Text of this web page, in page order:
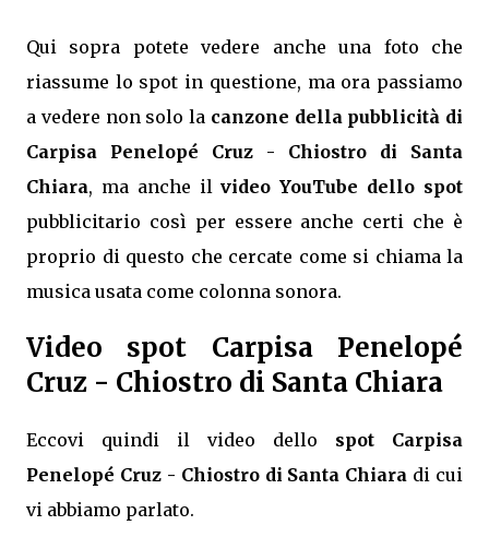
Qui sopra potete vedere anche una foto che
riassume lo spot in questione, ma ora passiamo
a vedere non solo la canzone della pubblicità di
Carpisa Penelopé Cruz - Chiostro di Santa
Chiara, ma anche ilvideo YouTube dello spot
pubblicitario così per essere anche certi che è
proprio di questo che cercate come si chiama la
musica usata come colonna sonora.
Video spot Carpisa Penelopé
Cruz - Chiostro di Santa Chiara
Eccovi quindi il video dello spot Carpisa
Penelopé Cruz - Chiostro di Santa Chiara di cui
vi abbiamo parlato.